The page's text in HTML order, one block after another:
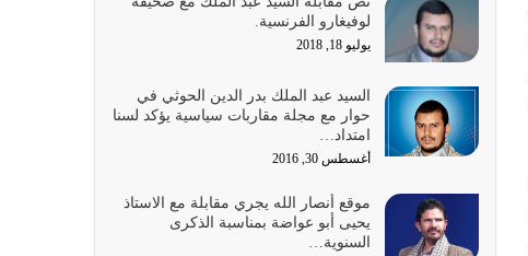
الله المتمثل في القرآن الكريم
يوليو 31, 2026
أولياء الشيطان كلما كانوا أكثر ولاءً وطاعة للشيطان
كلما كانوا أكثر ضعفاً
يوليو 30, 2026
والرزق والاستبشار والنجاة والخلود في…
يوليو 29, 2026
لوفيغارو الفرنسية.
يوليو 18, 2018
السيد عبد الملك بدر الدين الحوثي في
حوار مع مجلة مقاربات سياسية يؤكد لسنا
امتداد…
أغسطس 30, 2016
موقع أنصار الله يجري مقابلة مع الاستاذ
يحيى أبو عواضة بمناسبة الذكرى
السنوية…